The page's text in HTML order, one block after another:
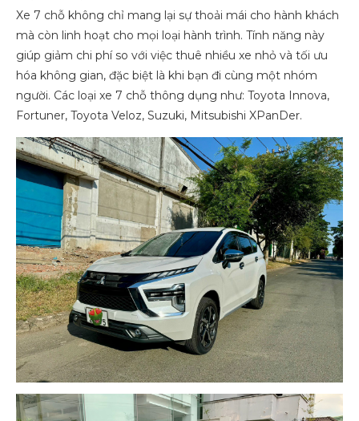
Xe 7 chỗ không chỉ mang lại sự thoải mái cho hành khách
mà còn linh hoạt cho mọi loại hành trình. Tính năng này
giúp giảm chi phí so với việc thuê nhiều xe nhỏ và tối ưu
hóa không gian, đặc biệt là khi bạn đi cùng một nhóm
người. Các loại xe 7 chỗ thông dụng như: Toyota Innova,
Fortuner, Toyota Veloz, Suzuki, Mitsubishi XPanDer.